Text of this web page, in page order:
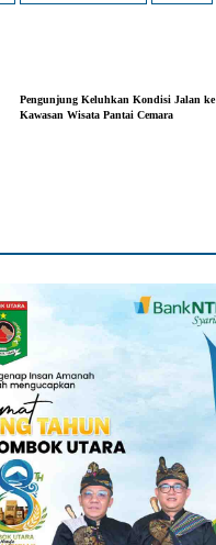
Pengunjung Keluhkan Kondisi Jalan ke
Kawasan Wisata Pantai Cemara